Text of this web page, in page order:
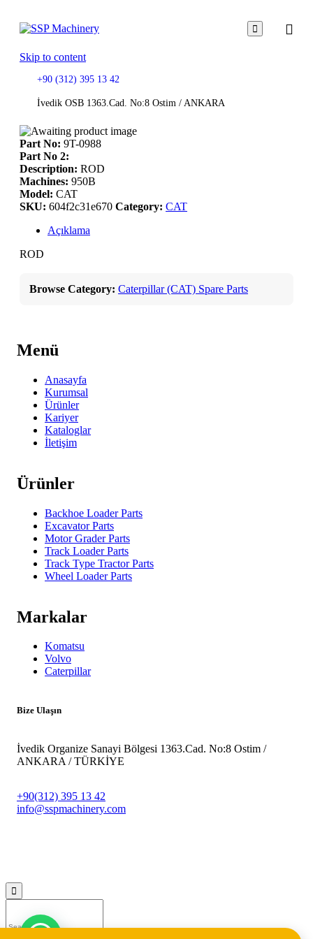

Skip to content
+90 (312) 395 13 42
İvedik OSB 1363.Cad. No:8 Ostim / ANKARA
Part No: 9T-0988
Part No 2:
Description: ROD
Machines: 950B
Model: CAT
SKU: 604f2c31e670 Category: CAT
Açıklama
ROD
Browse Category: Caterpillar (CAT) Spare Parts
Menü
Anasayfa
Kurumsal
Ürünler
Kariyer
Kataloglar
İletişim
Ürünler
Backhoe Loader Parts
Excavator Parts
Motor Grader Parts
Track Loader Parts
Track Type Tractor Parts
Wheel Loader Parts
Markalar
Komatsu
Volvo
Caterpillar
Bize Ulaşın
İvedik Organize Sanayi Bölgesi 1363.Cad. No:8 Ostim /
ANKARA / TÜRKİYE
+90(312) 395 13 42
info@sspmachinery.com
